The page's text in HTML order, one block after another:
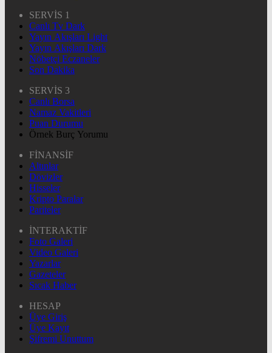
SERVİS 1
Canlı Tv Dark
Yayın Akışları Light
Yayın Akışları Dark
Nöbetçi Eczaneler
Son Dakika
SERVİS 3
Canlı Borsa
Namaz Vakitleri
Puan Durumu
Örnek Burç Yorumu
FİNANSİF
Altınlar
Dövizler
Hisseler
Kripto Paralar
Pariteler
İNTERAKTİF
Foto Galeri
Video Galeri
Yazarlar
Gazeteler
Sıcak Haber
HESAP
Üye Giriş
Üye Kayıt
Şifremi Unuttum